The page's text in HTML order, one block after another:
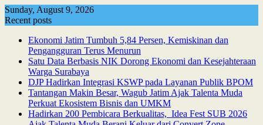
Skip
to
Sunday, August 9, 2026
Recent posts
Ekonomi Jatim Tumbuh 5,84 Persen, Kemiskinan dan
Pengangguran Terus Menurun
Satu Data Berbasis NIK Dorong Ekonomi dan Kesejahteraan
Warga Surabaya
DJP Hadirkan Integrasi KSWP pada Layanan Publik BPOM
Tantangan Makin Besar, Wagub Jatim Ajak Talenta Muda
Perkuat Ekosistem Bisnis dan UMKM
Hadirkan 200 Pembicara Berkualitas, Idea Fest SUB 2026